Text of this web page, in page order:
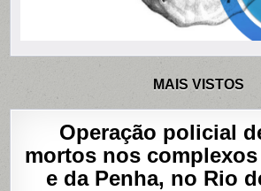
MAIS VISTOS
Operação policial
mortos nos
e da Penha, no Rio